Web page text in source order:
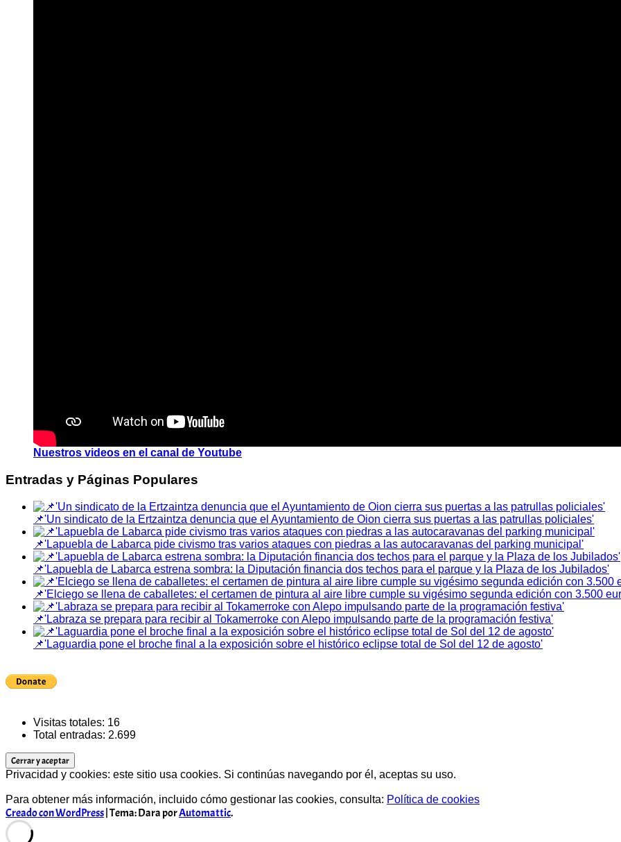
Nuestros videos en el canal de Youtube
Entradas y Páginas Populares
📌'Un sindicato de la Ertzaintza denuncia que el Ayuntamiento de Oion cierra sus puertas a las patrullas policiales'
📌'Lapuebla de Labarca pide civismo tras varios ataques con piedras a las autocaravanas del parking municipal'
📌'Lapuebla de Labarca estrena sombra: la Diputación financia dos techos para el parque y la Plaza de los Jubilados'
📌'Elciego se llena de caballetes: el certamen de pintura al aire libre cumple su vigésimo segunda edición con 3.500
📌'Labraza se prepara para recibir al Tokamerroke con Alepo impulsando parte de la programación festiva'
📌'Laguardia pone el broche final a la exposición sobre el histórico eclipse total de Sol del 12 de agosto'
Visitas totales: 16
Total entradas: 2.699
Privacidad y cookies: este sitio usa cookies. Si continúas navegando por él, aceptas su uso.
Para obtener más información, incluido cómo gestionar las cookies, consulta: Política de cookies
Creado con WordPress Tema: Dara porAutomattic.